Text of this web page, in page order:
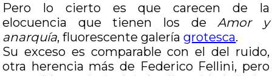
Pero lo cierto es que carecen de la
elocuencia que tienen los deAmor y
anarquía, fluorescente galeríagrotesca.
Su exceso es comparable con el del ruido,
otra herencia más de Federico Fellini, pero